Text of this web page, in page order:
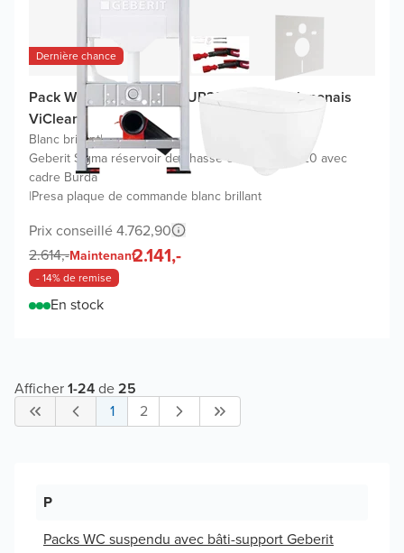
Dernière chance
Pack WC promo Geberit UP320 avec WC japonais
ViClean
Blanc brillant|
Geberit Sigma réservoir de chasse encastré UP320 avec
cadre Burda
|Presa plaque de commande blanc brillant
Prix conseillé 4.762,90
2.614,-Maintenant2.141,-
- 14% de remise
En stock
Afficher1-24de25
1
2
P
Packs WC suspendu avec bâti-support Geberit